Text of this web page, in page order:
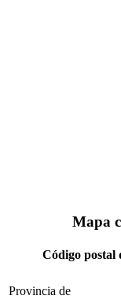
Mapa
Código postal
Provincia de